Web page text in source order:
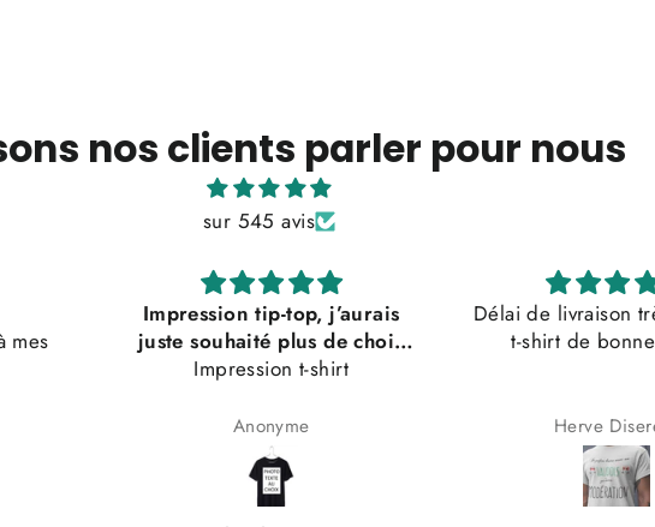
nos clients parler pour nous
sur 545 avis
mes
Impression tip-top, j’aurais
juste souhaité plus de choix
dans la couleur, mais c’était
Impression t-shirt
Anonyme
Délai de livraison
t-shirt de
Herve